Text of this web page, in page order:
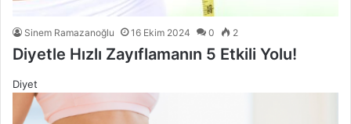
Sinem Ramazanoğlu 16 Ekim 2024 0 2
Diyetle Hızlı Zayıflamanın 5 Etkili Yolu!
Diyet